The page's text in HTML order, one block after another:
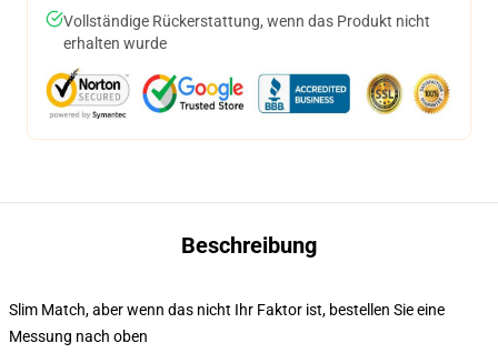
Vollständige Rückerstattung, wenn das Produkt nicht
erhalten wurde
Beschreibung
Slim Match, aber wenn das nicht Ihr Faktor ist, bestellen Sie eine
Messung nach oben